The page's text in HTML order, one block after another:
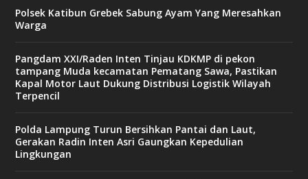
Polsek Katibun Grebek Sabung Ayam Yang Meresahkan
Warga
Pangdam XXI/Raden Inten Tinjau KDKMP di pekon
tampang Muda kecamatan Pematang Sawa, Pastikan
Kapal Motor Laut Dukung Distribusi Logistik Wilayah
Terpencil
Polda Lampung Turun Bersihkan Pantai dan Laut,
Gerakan Radin Inten Asri Gaungkan Kepedulian
Lingkungan